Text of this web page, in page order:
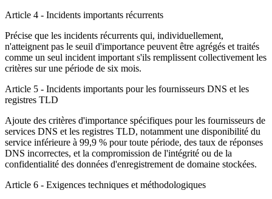
Article 4 - Incidents importants récurrents
Précise que les incidents récurrents qui, individuellement,
n'atteignent pas le seuil d'importance peuvent être agrégés et traités
comme un seul incident important s'ils remplissent collectivement les
critères sur une période de six mois.
Article 5 - Incidents importants pour les fournisseurs DNS et les
registres TLD
Ajoute des critères d'importance spécifiques pour les fournisseurs de
services DNS et les registres TLD, notamment une disponibilité du
service inférieure à 99,9 % pour toute période, des taux de réponses
DNS incorrectes, et la compromission de l'intégrité ou de la
confidentialité des données d'enregistrement de domaine stockées.
Article 6 - Exigences techniques et méthodologiques